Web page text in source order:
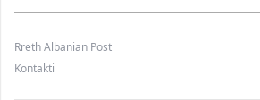
Rreth Albanian Post
Kontakti